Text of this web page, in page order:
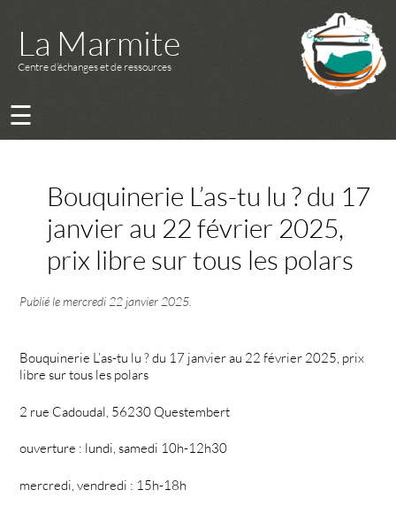
La Marmite
Centre d’échanges et de ressources
☰
Bouquinerie L’as-tu lu ? du 17
janvier au 22 février 2025,
prix libre sur tous les polars
Publié lemercredi 22 janvier 2025
Bouquinerie L’as-tu lu ? du 17 janvier au 22 février 2025, prix
libre sur tous les polars
2 rue Cadoudal, 56230 Questembert
ouverture : lundi, samedi 10h-12h30
mercredi, vendredi : 15h-18h